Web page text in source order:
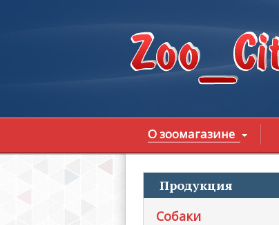
О зоомагазине
Продукция
Собаки